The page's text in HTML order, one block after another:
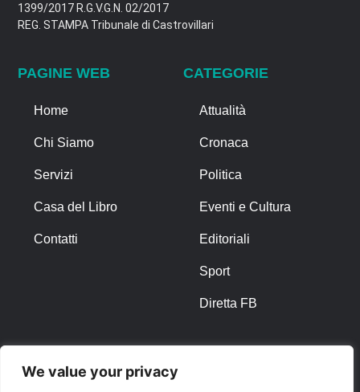
We value your privacy
1399/2017 R.G.V.G.N. 02/2017
REG. STAMPA Tribunale di Castrovillari
PAGINE WEB
Home
Chi Siamo
Servizi
Casa del Libro
Contatti
CATEGORIE
Attualità
Cronaca
Politica
Eventi e Cultura
Editoriali
Sport
Diretta FB